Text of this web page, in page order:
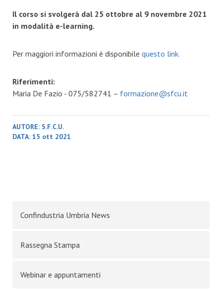
Il corso si svolgerà dal 25 ottobre al 9 novembre 2021
in modalità e-learning.
Per maggiori informazioni è disponibile questo link.
Riferimenti:
Maria De Fazio - 075/582741 – formazione@sfcu.it
AUTORE: S.F.C.U.
DATA: 15 ott 2021
Confindustria Umbria News
Rassegna Stampa
Webinar e appuntamenti